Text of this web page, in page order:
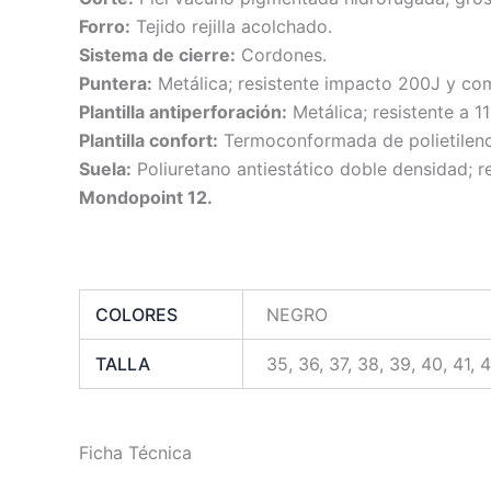
Forro: Tejido rejilla acolchado.
Sistema de cierre: Cordones.
Puntera: Metálica; resistente impacto 200J y
Plantilla antiperforación: Metálica; resistente a
Plantilla confort: Termoconformada de
Suela: Poliuretano antiestático doble densidad;
Mondopoint 12.
COLORES NEGRO
TALLA 35, 36, 37, 38, 39, 40, 41,
Ficha Técnica